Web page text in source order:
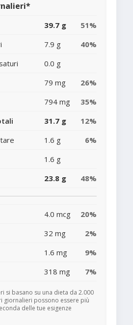
39.7 g
51%
7.9 g
40%
0.0 g
79 mg
26%
794 mg
35%
31.7 g
12%
1.6 g
6%
1.6 g
23.8 g 48%
4.0 mcg
20%
32 mg
2%
1.6 mg
9%
318 mg 7%
si basano su una dieta da 2.000
giornalieri possono essere più
delle tue esigenze